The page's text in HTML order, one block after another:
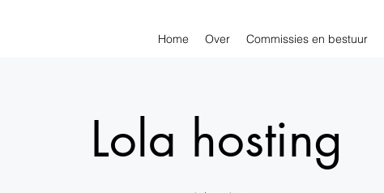
Home Over Commissies en bestuur
Lola hosting